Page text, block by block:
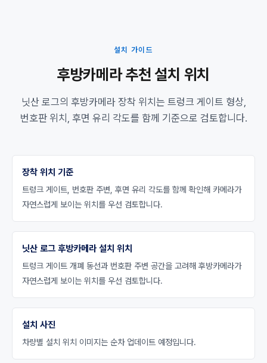
설치 가이드
후방카메라 추천 설치 위치
닛산 로그의 후방카메라 장착 위치는 트렁크 게이트 형상,
번호판 위치, 후면 유리 각도를 함께 기준으로 검토합니다.
장착 위치 기준
트렁크 게이트, 번호판 주변, 후면 유리 각도를 함께 확인해 카메라가
자연스럽게 보이는 위치를 우선 검토합니다.
닛산 로그 후방카메라 설치 위치
트렁크 게이트 개폐 동선과 번호판 주변 공간을 고려해 후방카메라가
자연스럽게 보이는 위치를 우선 검토합니다.
설치 사진
차량별 설치 위치 이미지는 순차 업데이트 예정입니다.